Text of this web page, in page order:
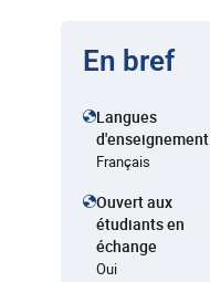
En bref
Langues
d'enseignement
Français
Ouvert aux
étudiants en
échange
Oui